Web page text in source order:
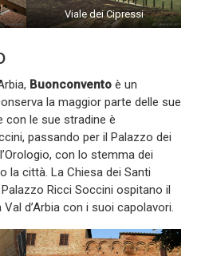
Viale dei Cipressi
Buonconvento è un
la maggior parte delle sue
con le sue stradine è
passando per il Palazzo dei
con lo stemma dei
la città. La Chiesa dei Santi
Ricci Soccini ospitano il
d’Arbia con i suoi capolavori.